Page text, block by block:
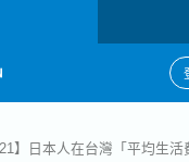
】日本人在台灣「平均生